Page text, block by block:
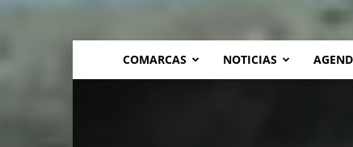
COMARCAS NOTICIAS